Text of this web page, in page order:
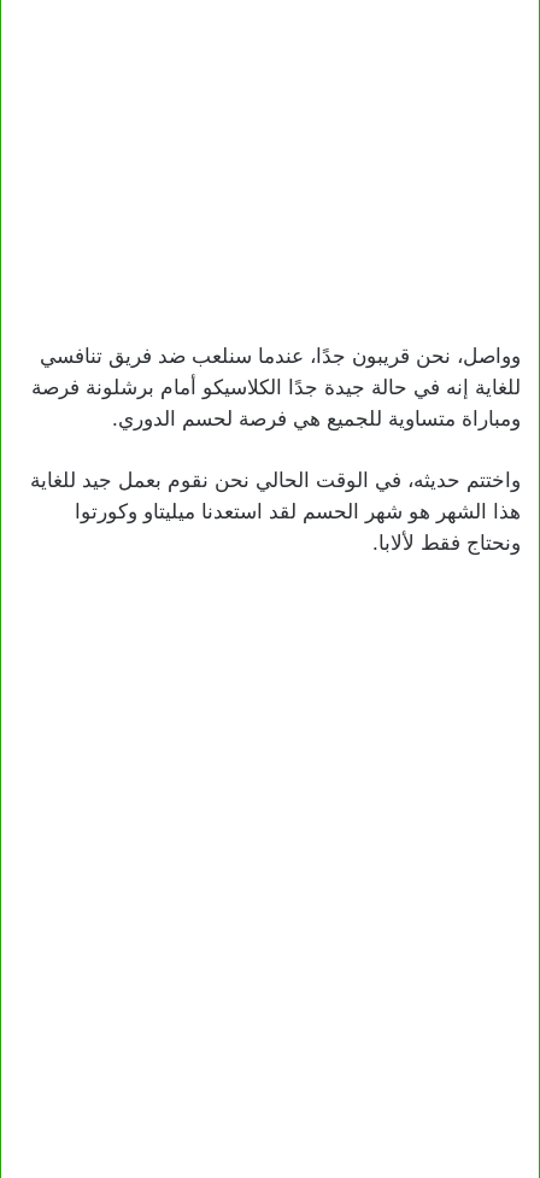
وواصل، نحن قريبون جدًا، عندما سنلعب ضد فريق تنافسي
للغاية إنه في حالة جيدة جدًا الكلاسيكو أمام برشلونة فرصة
ومباراة متساوية للجميع هي فرصة لحسم الدوري.
واختتم حديثه، في الوقت الحالي نحن نقوم بعمل جيد للغاية
هذا الشهر هو شهر الحسم لقد استعدنا ميليتاو وكورتوا
ونحتاج فقط لألابا.